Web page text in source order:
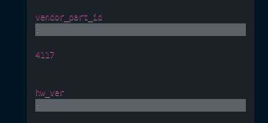
vendor_part_id
:
4117
hw_ver
: